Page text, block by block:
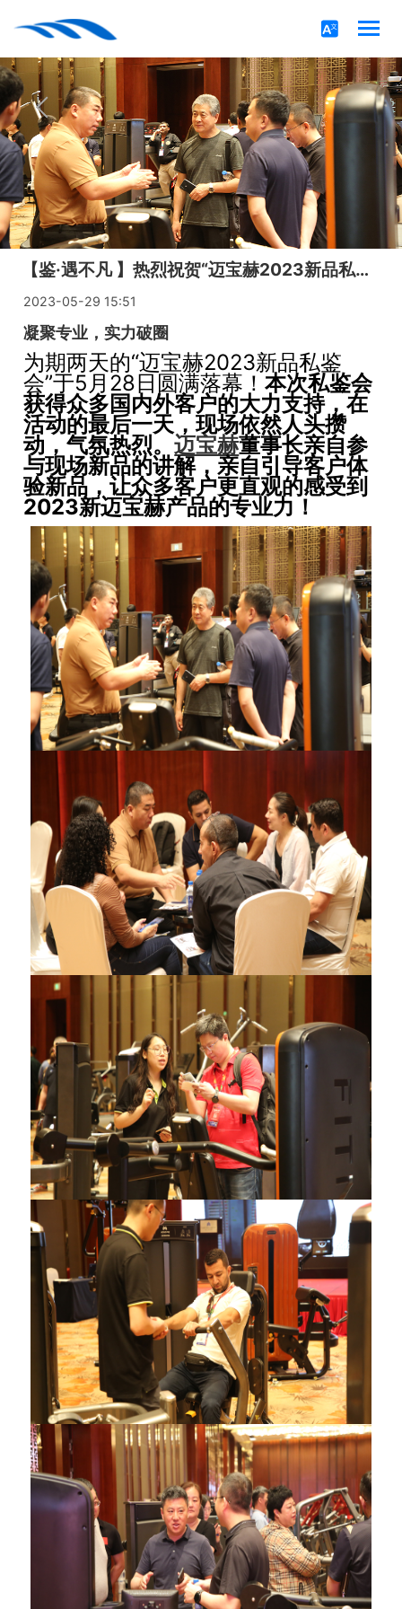
【鉴·遇不凡 】热烈祝贺“迈宝赫2023新品私鉴会”圆满落幕！
2023-05-29 15:51
凝聚专业，实力破圈
为期两天的“迈宝赫2023新品私鉴
会”于5月28日圆满落幕！本次私鉴会
获得众多国内外客户的大力支持，在
活动的最后一天，现场依然人头攒
动，气氛热烈。迈宝赫董事长亲自参
与现场新品的讲解，亲自引导客户体
验新品，让众多客户更直观的感受到
2023新迈宝赫产品的专业力！